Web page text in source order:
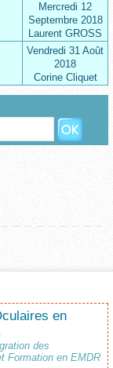
Mercredi 12
Septembre 2018
Laurent GROSS
Vendredi 31 Août
2018
Corine Cliquet
en
des
Formation en EMDR